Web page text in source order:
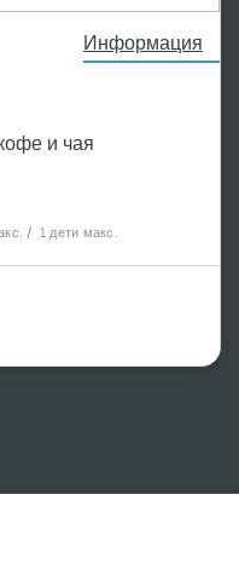
Информация
и чая
/ 1 дети макс.